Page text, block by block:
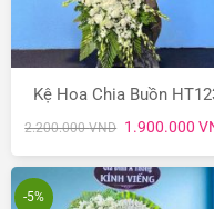
Kệ Hoa Chia Buồn
2.200.000VND Giá
là:
2.200.000
1.900.000
-5%